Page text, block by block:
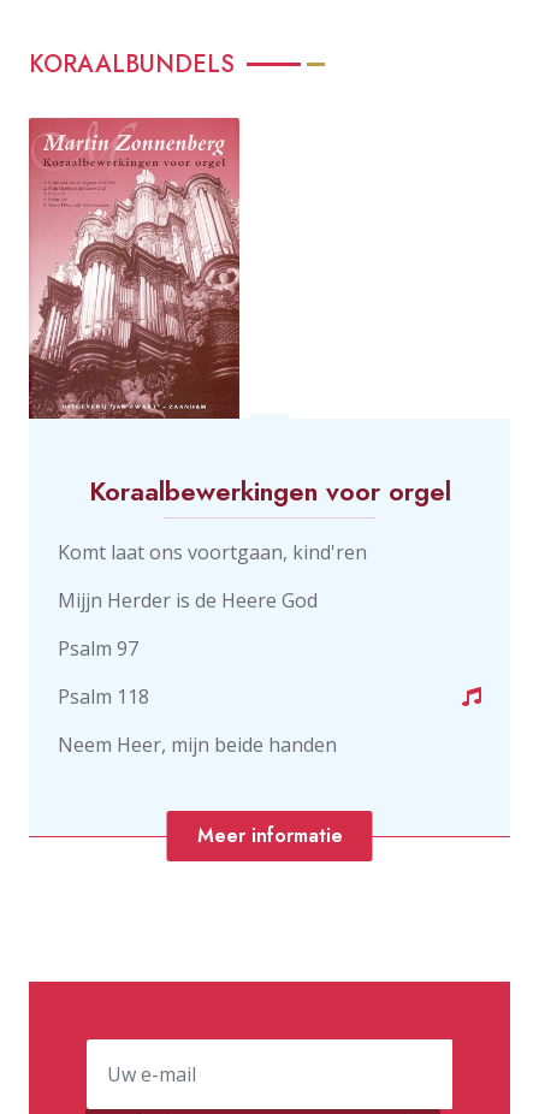
KORAALBUNDELS
Koraalbewerkingen voor orgel
Komt laat ons voortgaan, kind'ren
Mijjn Herder is de Heere God
Psalm 97
Psalm 118
Neem Heer, mijn beide handen
Meer informatie